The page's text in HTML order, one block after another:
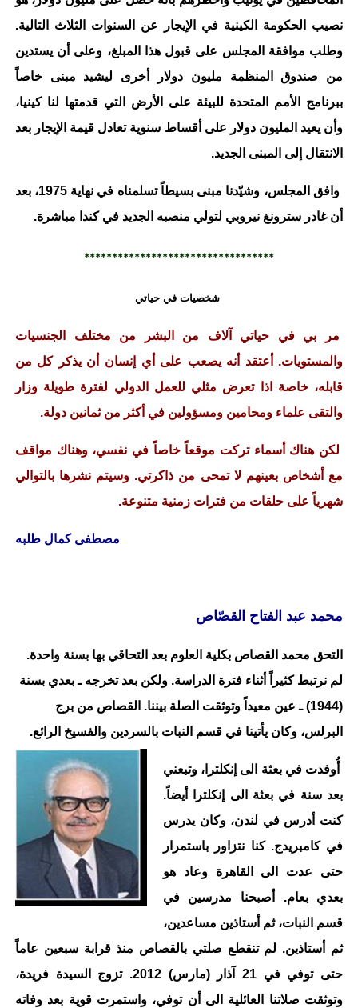
نصيب الحكومة الكينية في الإيجار عن السنوات الثلاث التالية.
وطلب موافقة المجلس على قبول هذا المبلغ، وعلى أن يستدين
من صندوق المنظمة مليون دولار أخرى ليشيد مبنى خاصاً
ببرنامج الأمم المتحدة للبيئة على الأرض التي قدمتها لنا كينيا،
وأن يعيد المليون دولار على أقساط سنوية تعادل قيمة الإيجار بعد
الانتقال إلى المبنى الجديد.
وافق المجلس، وشيّدنا مبنى بسيطاً تسلمناه في نهاية 1975، بعد
أن غادر سترونغ نيروبي لتولي منصبه الجديد في كندا مباشرة.
**********************************
شخصيات في حياتي
مر بي في حياتي آلاف من البشر من مختلف الجنسيات
والمستويات. أعتقد أنه يصعب على أي إنسان أن يذكر كل من
قابله، خاصة اذا تعرض مثلي للعمل الدولي لفترة طويلة وزار
والتقى علماء ومحامين ومسؤولين في أكثر من ثمانين دولة.
لكن هناك أسماء تركت موقعاً خاصاً في نفسي، وهناك مواقف
مع أشخاص بعينهم لا تمحى من ذاكرتي. وسيتم نشرها بالتوالي
شهرياً على حلقات من فترات زمنية متنوعة.
مصطفى كمال طلبه
محمد عبد الفتاح القصّاص
التحق محمد القصاص بكلية العلوم بعد التحاقي بها بسنة واحدة.
لم نرتبط كثيراً أثناء فترة الدراسة. ولكن بعد تخرجه ـ بعدي بسنة
(1944) ـ عين معيداً وتوثقت الصلة بيننا. القصاص من برج
البرلس، وكان يأتينا في قسم النبات بالسردين والفسيخ الرائع.
أُوفدت في بعثة الى إنكلترا، وتبعني
بعد سنة في بعثة الى إنكلترا أيضاً.
كنت أدرس في لندن، وكان يدرس
في كامبريدج. كنا نتزاور باستمرار
حتى عدت الى القاهرة وعاد هو
بعدي بعام. أصبحنا مدرسين في
قسم النبات، ثم أستاذين مساعدين،
ثم أستاذين. لم تنقطع صلتي بالقصاص منذ قرابة سبعين عاماً
حتى توفي في 21 آذار (مارس) 2012. تزوج السيدة فريدة،
وتوثقت صلاتنا العائلية الى أن توفي، واستمرت قوية بعد وفاته